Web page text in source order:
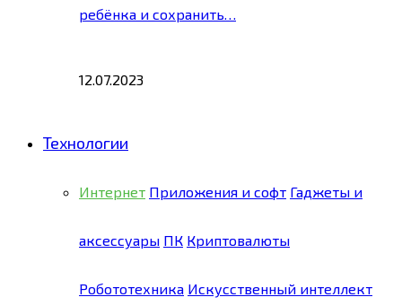
ребёнка и сохранить…
12.07.2023
Технологии
Интернет Приложения и софт Гаджеты и
аксессуары ПК Криптовалюты
Робототехника Искусственный интеллект